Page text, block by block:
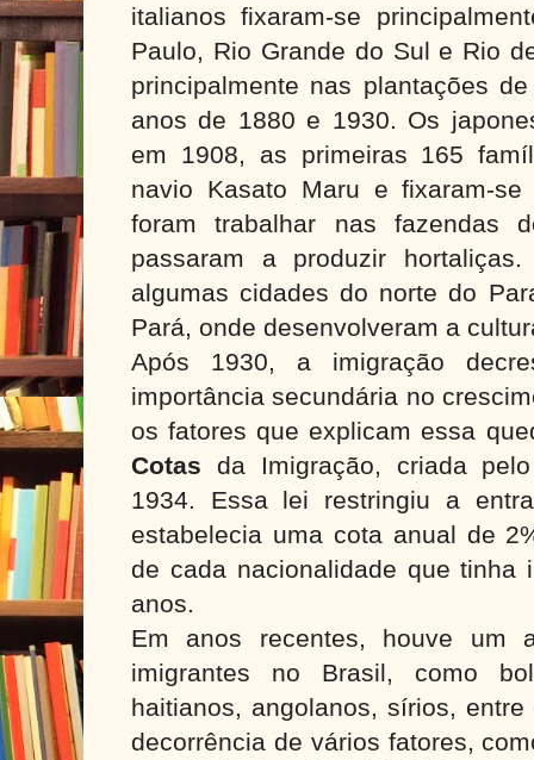
italianos fixaram-se
Paulo, Rio Grande do Sul e Rio
principalmente nas plantações
anos de 1880 e 1930. Os
em 1908, as primeiras 165
navio Kasato Maru e fixaram-
foram trabalhar nas fazendas
passaram a produzir
algumas cidades do norte do
Pará, onde desenvolveram a
Após 1930, a imigração
importância secundária no
os fatores que explicam essa
Cotas da Imigração, criada
1934. Essa lei restringiu a
estabelecia uma cota anual de
de cada nacionalidade que tinha
anos.
Em anos recentes, houve um
imigrantes no Brasil, como
haitianos, angolanos, sírios,
decorrência de vários fatores,